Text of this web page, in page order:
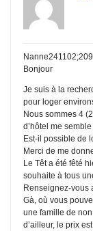
Bonjour
Je suis à la
pour loger
Nous sommes 4
d’hôtel me
Est-il possible de
Merci de me
Le Têt a été fêté
souhaite à tous
Renseignez-vous
Gà, où vous
une famille de
d’ailleur, le prix